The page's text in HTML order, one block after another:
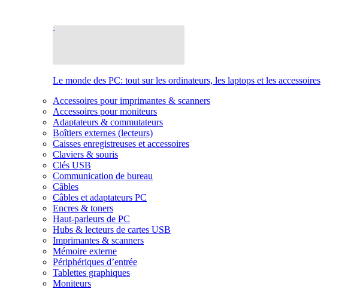
Le monde des PC: tout sur les ordinateurs, les laptops et les accessoires
Accessoires pour imprimantes & scanners
Accessoires pour moniteurs
Adaptateurs & commutateurs
Boîtiers externes (lecteurs)
Caisses enregistreuses et accessoires
Claviers & souris
Clés USB
Communication de bureau
Câbles
Câbles et adaptateurs PC
Encres & toners
Haut-parleurs de PC
Hubs & lecteurs de cartes USB
Imprimantes & scanners
Mémoire externe
Périphériques d’entrée
Tablettes graphiques
Moniteurs